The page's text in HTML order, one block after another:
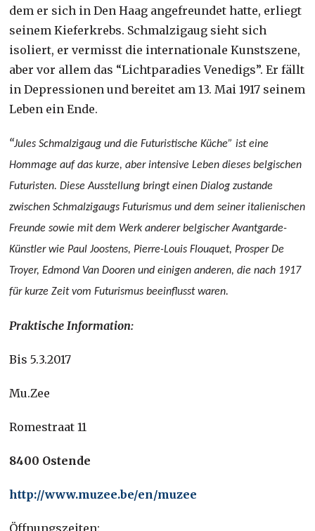
dem er sich in Den Haag angefreundet hatte, erliegt
seinem Kieferkrebs. Schmalzigaug sieht sich
isoliert, er vermisst die internationale Kunstszene,
aber vor allem das “Lichtparadies Venedigs”. Er fällt
in Depressionen und bereitet am 13. Mai 1917 seinem
Leben ein Ende.
“Jules Schmalzigaug und die Futuristische Küche” ist eine
Hommage auf das kurze, aber intensive Leben dieses belgischen
Futuristen. Diese Ausstellung bringt einen Dialog zustande
zwischen Schmalzigaugs Futurismus und dem seiner italienischen
Freunde sowie mit dem Werk anderer belgischer Avantgarde-
Künstler wie Paul Joostens, Pierre-Louis Flouquet, Prosper De
Troyer, Edmond Van Dooren und einigen anderen, die nach 1917
für kurze Zeit vom Futurismus beeinflusst waren.
Praktische Information:
Bis 5.3.2017
Mu.Zee
Romestraat 11
8400 Ostende
http://www.muzee.be/en/muzee
Öffnungszeiten: